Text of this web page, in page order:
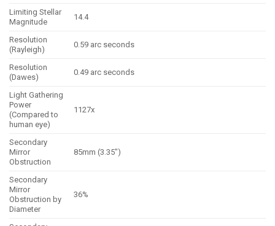
Limiting Stellar
Magnitude
14.4
Resolution
(Rayleigh)
0.59 arc seconds
Resolution
(Dawes)
0.49 arc seconds
Light Gathering
Power
(Compared to
human eye)
1127x
Secondary
Mirror
Obstruction
85mm (3.35″)
Secondary
Mirror
Obstruction by
Diameter
36%